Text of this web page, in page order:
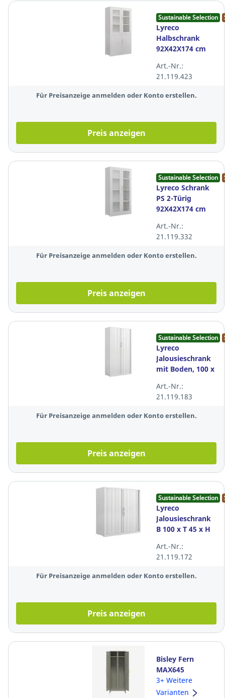
Sustainable Selection
Lyreco
Halbschrank
92X42X174 cm
Art.-Nr.:
21.119.423
Für Preisanzeige anmelden oder Konto erstellen.
Preis anzeigen
Sustainable Selection
Lyreco Schrank
PS 2-Türig
92X42X174 cm
Art.-Nr.:
21.119.332
Für Preisanzeige anmelden oder Konto erstellen.
Preis anzeigen
Sustainable Selection
Lyreco
Jalousieschrank
mit Boden, 100 x
Art.-Nr.:
21.119.183
Für Preisanzeige anmelden oder Konto erstellen.
Preis anzeigen
Sustainable Selection
Lyreco
Jalousieschrank
B 100 x T 45 x H
Art.-Nr.:
21.119.172
Für Preisanzeige anmelden oder Konto erstellen.
Preis anzeigen
Bisley Fern
MAX645
Kleiderschrank,
fester Fachboden
3+ Weitere
Varianten